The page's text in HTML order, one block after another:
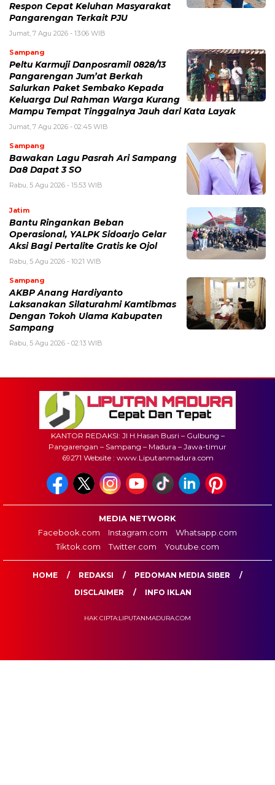
Respon Cepat Keluhan Masyarakat
Pangarengan Terkait PJU
Jumat, 7 Agu 2026 - 13:06 WIB
Sampang
Peltu Karmuji Danposramil 0828/13
Pangarengan Jum’at Berkah
Salurkan Paket Sembako Kepada
Keluarga Dul Rahman Warga Kurang
Mampu Tempat Tinggalnya Jauh dari Kata Layak
Jumat, 7 Agu 2026 - 02:45 WIB
Sampang
Bawakan Lagu Pasrah Ari Sampang
Da8 Dapat 3 SO
Rabu, 5 Agu 2026 - 15:53 WIB
Jatim
Bantu Ringankan Beban
Operasional, YALPK Sidoarjo Gelar
Aksi Bagi Pertalite Gratis ke Ojol
Rabu, 5 Agu 2026 - 10:21 WIB
Sampang
AKBP Anang Hardiyanto
Laksanakan Silaturahmi Kamtibmas
Dengan Tokoh Ulama Kabupaten
Sampang
Rabu, 5 Agu 2026 - 02:13 WIB
KANTOR REDAKSI: Jl H.Hasan Busri – Gulbung –
Pangarengan – Sampang – Madura – Jawa-timur
69271 Website : www.Liputanmadura.com
MEDIA NETWORK
Facebook.com
Instagram.com
Whatsapp.com
Tiktok.com
Twitter.com Youtube.com
HOME REDAKSI
PEDOMAN MEDIA SIBER
DISCLAIMER
INFO IKLAN
HAK CIPTA:LIPUTANMADURA.COM